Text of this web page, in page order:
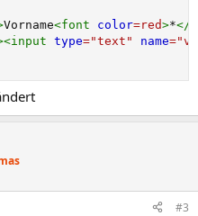
Vorname<font color=red>*</
<input type="text " name="
#3